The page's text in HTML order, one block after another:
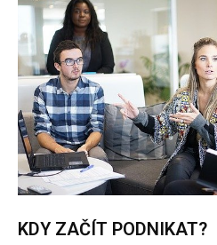
KDY ZAČÍT PODNIKAT?